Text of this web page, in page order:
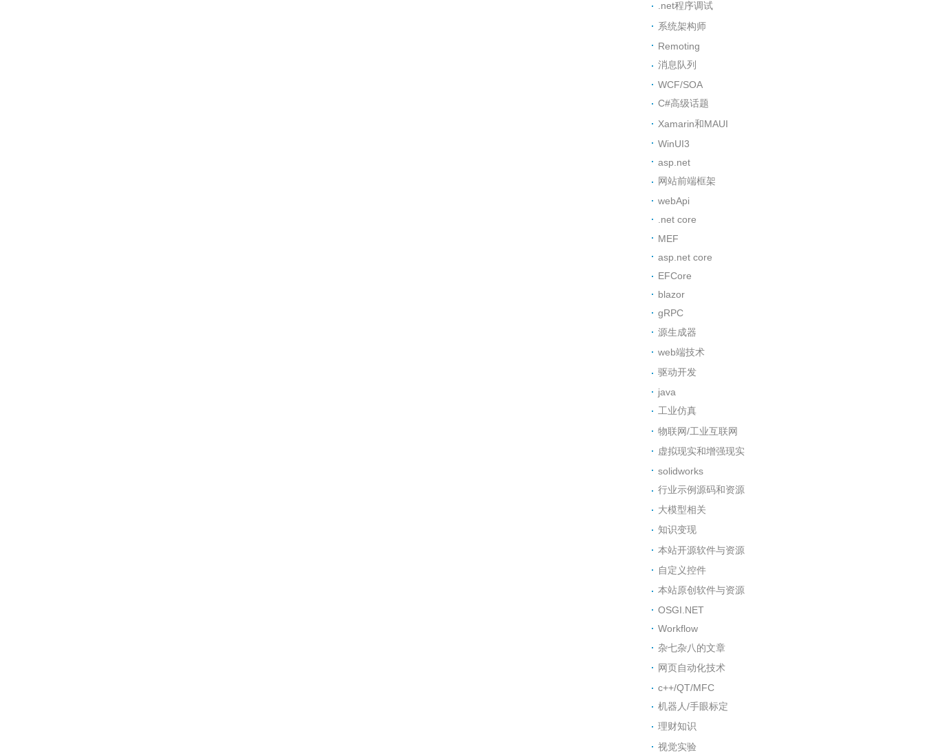
.net程序调试
系统架构师
Remoting
消息队列
WCF/SOA
C#高级话题
Xamarin和MAUI
WinUI3
asp.net
网站前端框架
webApi
.net core
MEF
asp.net core
EFCore
blazor
gRPC
源生成器
web端技术
驱动开发
java
工业仿真
物联网/工业互联网
虚拟现实和增强现实
solidworks
行业示例源码和资源
大模型相关
知识变现
本站开源软件与资源
自定义控件
本站原创软件与资源
OSGI.NET
Workflow
杂七杂八的文章
网页自动化技术
c++/QT/MFC
机器人/手眼标定
理财知识
视觉实验